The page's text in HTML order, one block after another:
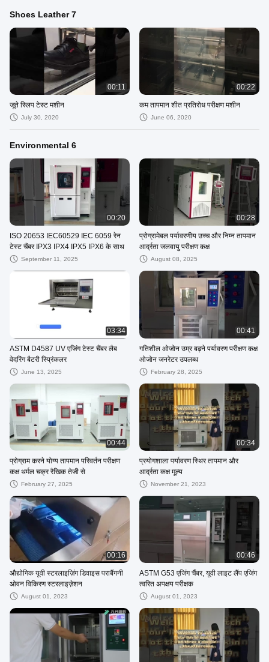
Shoes Leather 7
00:11
जूते स्लिप टेस्ट मशीन
July 30, 2020
00:22
कम तापमान शीत प्रतिरोध परीक्षण मशीन
June 06, 2020
Environmental 6
00:20
ISO 20653 IEC60529 IEC 6059 रेन
टेस्ट चैंबर IPX3 IPX4 IPX5 IPX6 के साथ
September 11, 2025
00:28
प्रोग्रामेबल पर्यावरणीय उच्च और निम्न तापमान
आर्द्रता जलवायु परीक्षण कक्ष
August 08, 2025
03:34
ASTM D4587 UV एजिंग टेस्ट चैंबर लैब
वेदरिंग बैटरी स्प्रिंकलर
June 13, 2025
00:41
गतिशील ओजोन उम्र बढ़ने पर्यावरण परीक्षण कक्ष
ओजोन जनरेटर उपलब्ध
February 28, 2025
00:44
प्रोग्राम करने योग्य तापमान परिवर्तन परीक्षण
कक्ष थर्मल चक्र रैखिक तेजी से
February 27, 2025
00:34
प्रयोगशाला पर्यावरण स्थिर तापमान और
आर्द्रता कक्ष मूल्य
November 21, 2023
00:16
औद्योगिक यूवी स्टरलाइज़िंग डिवाइस पराबैंगनी
ओवन विकिरण स्टरलाइज़ेशन
August 01, 2023
00:46
ASTM G53 एजिंग चैंबर, यूवी लाइट लैंप एजिंग
त्वरित अपक्षय परीक्षक
August 01, 2023